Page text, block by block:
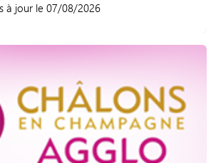
à jour le 07/08/2026